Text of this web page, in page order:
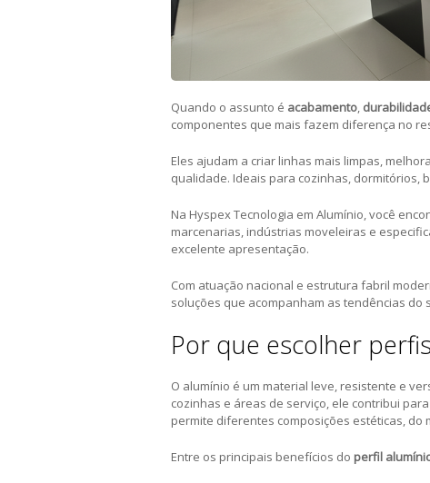
Quando o assunto é acabamento
componentes que mais fazem diferença no
Eles ajudam a criar linhas mais limpas,
qualidade. Ideais para cozinhas, dormitórios,
Na Hyspex Tecnologia em Alumínio, você
marcenarias, indústrias moveleiras e
excelente apresentação.
Com atuação nacional e estrutura fabril
soluções que acompanham as tendências
Por que escolher
O alumínio é um material leve, resistente e
cozinhas e áreas de serviço, ele contribui
permite diferentes composições estéticas, do
Entre os principais benefícios do perfil